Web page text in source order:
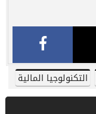
التكنولوجيا المالية